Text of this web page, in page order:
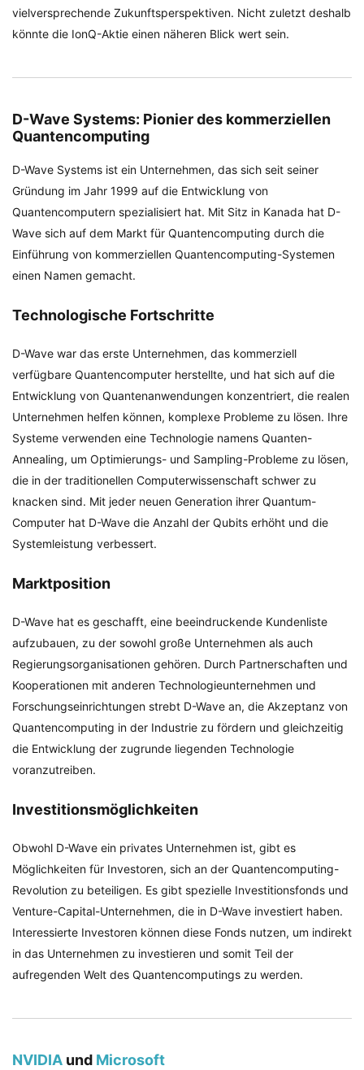
vielversprechende Zukunftsperspektiven. Nicht zuletzt deshalb
könnte die IonQ-Aktie einen näheren Blick wert sein.
D-Wave Systems: Pionier des kommerziellen
Quantencomputing
D-Wave Systems ist ein Unternehmen, das sich seit seiner
Gründung im Jahr 1999 auf die Entwicklung von
Quantencomputern spezialisiert hat. Mit Sitz in Kanada hat D-
Wave sich auf dem Markt für Quantencomputing durch die
Einführung von kommerziellen Quantencomputing-Systemen
einen Namen gemacht.
Technologische Fortschritte
D-Wave war das erste Unternehmen, das kommerziell
verfügbare Quantencomputer herstellte, und hat sich auf die
Entwicklung von Quantenanwendungen konzentriert, die realen
Unternehmen helfen können, komplexe Probleme zu lösen. Ihre
Systeme verwenden eine Technologie namens Quanten-
Annealing, um Optimierungs- und Sampling-Probleme zu lösen,
die in der traditionellen Computerwissenschaft schwer zu
knacken sind. Mit jeder neuen Generation ihrer Quantum-
Computer hat D-Wave die Anzahl der Qubits erhöht und die
Systemleistung verbessert.
Marktposition
D-Wave hat es geschafft, eine beeindruckende Kundenliste
aufzubauen, zu der sowohl große Unternehmen als auch
Regierungsorganisationen gehören. Durch Partnerschaften und
Kooperationen mit anderen Technologieunternehmen und
Forschungseinrichtungen strebt D-Wave an, die Akzeptanz von
Quantencomputing in der Industrie zu fördern und gleichzeitig
die Entwicklung der zugrunde liegenden Technologie
voranzutreiben.
Investitionsmöglichkeiten
Obwohl D-Wave ein privates Unternehmen ist, gibt es
Möglichkeiten für Investoren, sich an der Quantencomputing-
Revolution zu beteiligen. Es gibt spezielle Investitionsfonds und
Venture-Capital-Unternehmen, die in D-Wave investiert haben.
Interessierte Investoren können diese Fonds nutzen, um indirekt
in das Unternehmen zu investieren und somit Teil der
aufregenden Welt des Quantencomputings zu werden.
NVIDIA und Microsoft